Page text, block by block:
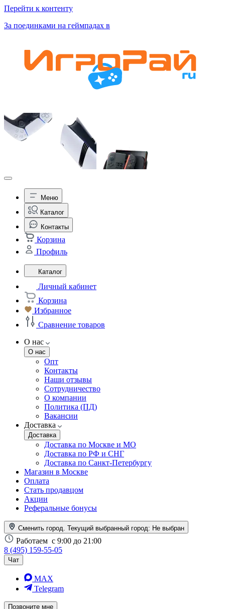
Перейти к контенту
За поединками на геймпадах в
Меню
Каталог
Контакты
Корзина
Профиль
Каталог
Личный кабинет
Корзина
Избранное
Сравнение товаров
О нас
О нас
Опт
Контакты
Наши отзывы
Сотрудничество
О компании
Политика (ПД)
Вакансии
Доставка
Доставка
Доставка по Москве и МО
Доставка по РФ и СНГ
Доставка по Санкт-Петербургу
Магазин в Москве
Оплата
Стать продавцом
Акции
Реферальные бонусы
Сменить город. Текущий выбранный город: Не выбран
Работаем с 9:00 до 21:00
8 (495) 159-55-05
Чат
MAX
Telegram
Позвоните мне